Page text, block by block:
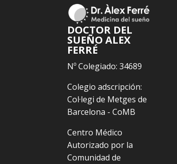
DOCTOR DEL
SUEÑO ALEX
FERRÉ
Nº Colegiado: 34689
Colegio adscripción:
Col·legi de Metges de
Barcelona - CoMB
Centro Médico
Autorizado por la
Comunidad de